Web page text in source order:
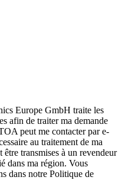
Europe GmbH traite les
afin de traiter ma demande
peut me contacter par e-
au traitement de ma
transmises à un revendeur
dans ma région. Vous
dans notre Politique de